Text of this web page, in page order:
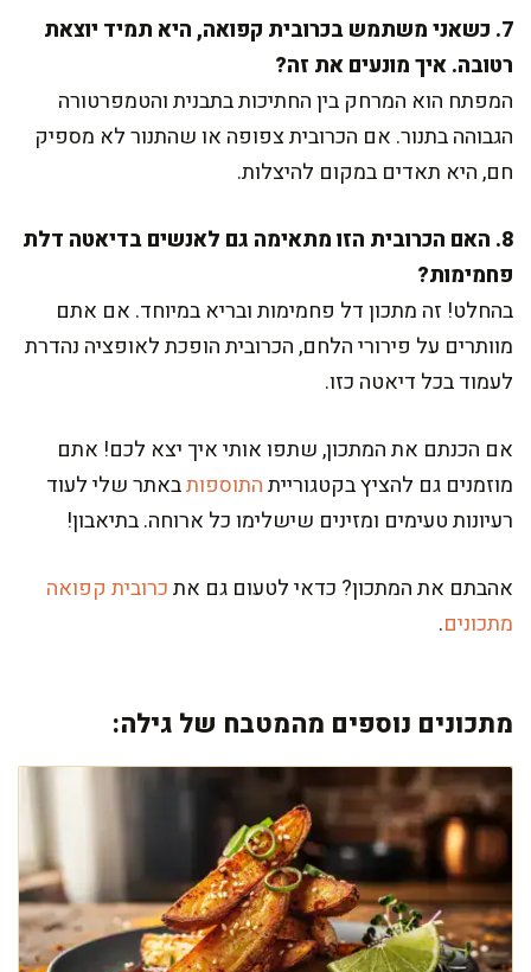
7. כשאני משתמש בכרובית קפואה, היא תמיד יוצאת
רטובה. איך מונעים את זה?
המפתח הוא המרחק בין החתיכות בתבנית והטמפרטורה
הגבוהה בתנור. אם הכרובית צפופה או שהתנור לא מספיק
חם, היא תאדים במקום להיצלות.
8. האם הכרובית הזו מתאימה גם לאנשים בדיאטה דלת
פחמימות?
בהחלט! זה מתכון דל פחמימות ובריא במיוחד. אם אתם
מוותרים על פירורי הלחם, הכרובית הופכת לאופציה נהדרת
לעמוד בכל דיאטה כזו.
אם הכנתם את המתכון, שתפו אותי איך יצא לכם! אתם
מוזמנים גם להציץ בקטגורייתהתוספותבאתר שלי לעוד
רעיונות טעימים ומזינים שישלימו כל ארוחה. בתיאבון!
אהבתם את המתכון? כדאי לטעום גם אתכרובית קפואה
מתכונים.
מתכונים נוספים מהמטבח של גילה: